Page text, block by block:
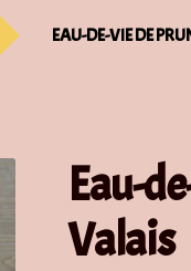
EAU-DE-VIE DE
Eau-
Valais